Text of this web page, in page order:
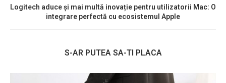
Logitech aduce și mai multă inovație pentru utilizatorii Mac: O
integrare perfectă cu ecosistemul Apple
S-AR PUTEA SA-TI PLACA